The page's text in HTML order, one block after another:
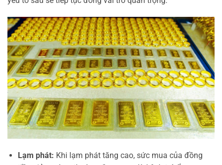
Lạm phát: Khi lạm phát tăng cao, sức mua của đồng